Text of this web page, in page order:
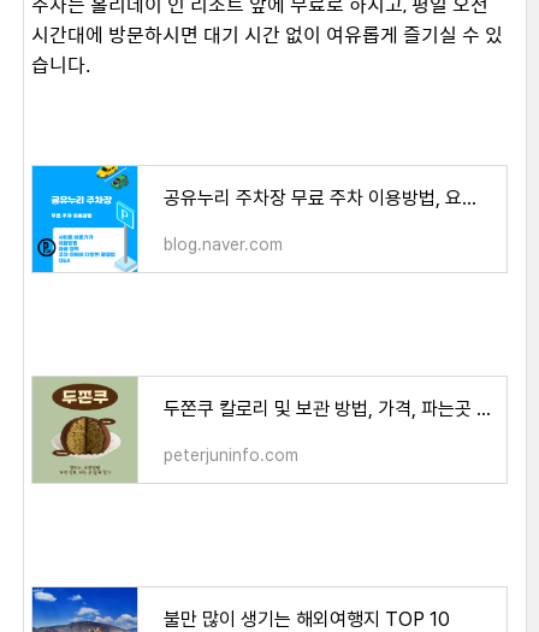
시간대에 방문하시면 대기 시간 없이 여유롭게 즐기실 수 있
습니다.
공유누리 주차장 무료 주차 이용방법, 요금 정책
blog.naver.com
두쫀쿠 칼로리 및 보관 방법, 가격, 파는곳 쉽게 찾기 - peterjun's life
peterjuninfo.com
불만 많이 생기는 해외여행지 TOP 10